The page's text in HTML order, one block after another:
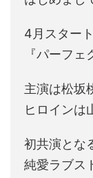
4月スター
『パーフ
主演は松坂
ヒロインは
初共演とな
純愛ラブス